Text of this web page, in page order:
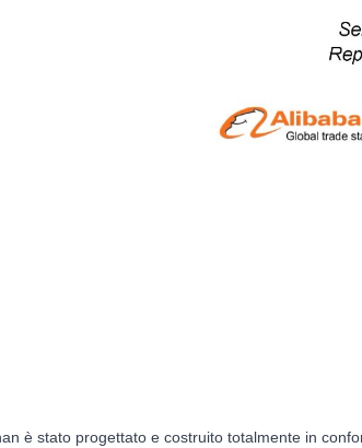
è stato progettato e costruito totalmente in